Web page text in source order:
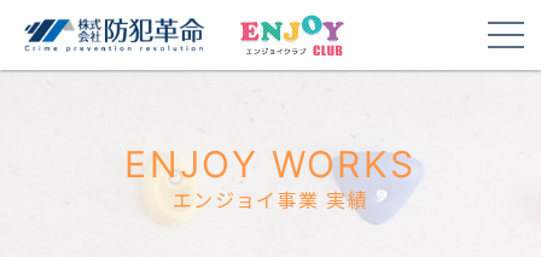
ENJOY WORKS
エンジョイ事業 実績